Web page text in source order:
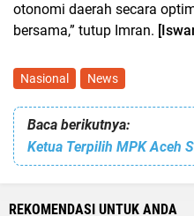
otonomi daerah secara
bersama,” tutup Imran.
Nasional News
Baca berikutnya:
REKOMENDASI UNTUK ANDA